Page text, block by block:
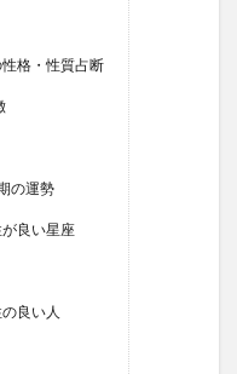
格・性質占断
の運勢
良い星座
良い人